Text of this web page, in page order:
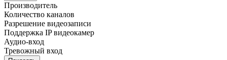
Производитель
Количество каналов
Разрешение видеозаписи
Поддержка IP видеокамер
Аудио-вход
Тревожный вход